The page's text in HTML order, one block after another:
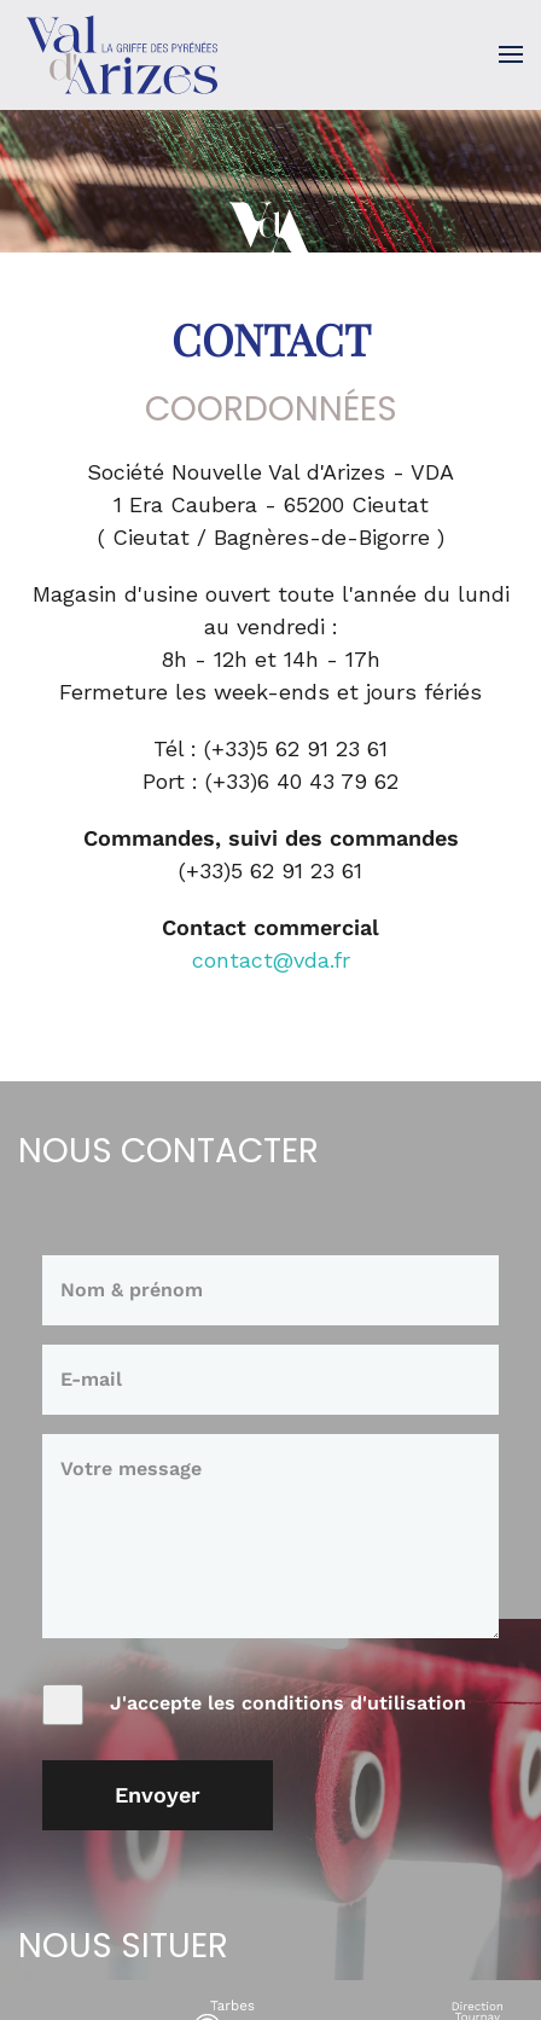
Accéder au contenu principal
CONTACT
COORDONNÉES
Société Nouvelle Val d'Arizes - VDA
1 Era Caubera - 65200 Cieutat
( Cieutat / Bagnères-de-Bigorre )
Magasin d'usine ouvert toute l'année du lundi
au vendredi :
8h - 12h et 14h - 17h
Fermeture les week-ends et jours fériés
Tél : (+33)5 62 91 23 61
Port : (+33)6 40 43 79 62
Commandes, suivi des commandes
(+33)5 62 91 23 61
Contact commercial
contact@vda.fr
NOUS CONTACTER
J'accepte les conditions d'utilisation
Envoyer
NOUS SITUER